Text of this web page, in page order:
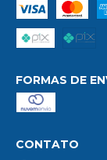
FORMAS DE
CONTATO